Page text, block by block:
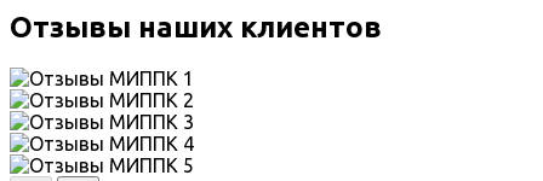
Отзывы наших клиентов